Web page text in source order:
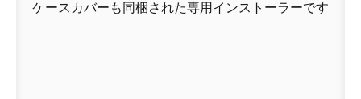
ケースカバーも同梱された専用インストーラーです